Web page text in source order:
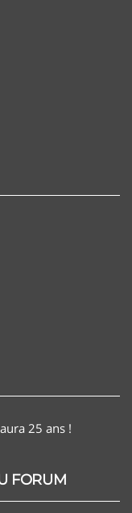
aura 25 ans !
FORUM